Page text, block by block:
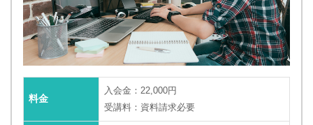
料金
入会金：22,000円
受講料：資料請求必要